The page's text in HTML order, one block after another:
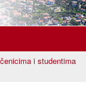
i studentima